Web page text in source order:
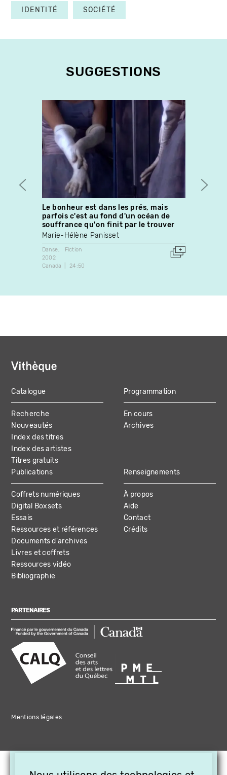
IDENTITÉ SOCIÉTÉ
SUGGESTIONS
Le bonheur est dans les prés, mais
parfois c'est au fond d'un océan de
souffrance qu'on finit par le trouver
Marie-Hélène Panisset
Danse
Fiction
2002
Canada
24:50
MAIN
NAVIGATION
Catalogue
Recherche
Nouveautés
Index des titres
Index des artistes
Titres gratuits
Programmation
En cours
Archives
Publications
Coffrets numériques
Digital Boxsets
Essais
Ressources et références
Documents d'archives
Livres et coffrets
Ressources vidéo
Bibliographie
Renseignements
À propos
Aide
Contact
Crédits
PARTENAIRES
Mentions légales